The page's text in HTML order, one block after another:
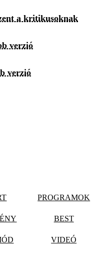
a kritikusoknak
verzió
verzió
PROGRAMOK
BEST
VIDEÓ